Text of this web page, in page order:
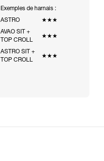
Exemples de harnais :
ASTRO
★★★
AVAO SIT +
TOP CROLL
★★★
ASTRO SIT +
TOP CROLL
★★★